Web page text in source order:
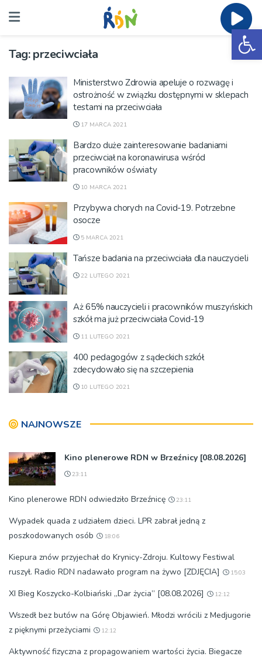
Tag:przeciwciała
Ministerstwo Zdrowia apeluje o rozwagę i
ostrożność w związku dostępnymi w sklepach
testami na przeciwciała
17 MARCA 2021
Bardzo duże zainteresowanie badaniami
przeciwciał na koronawirusa wśród
pracowników oświaty
10 MARCA 2021
Przybywa chorych na Covid-19. Potrzebne
osocze
5 MARCA 2021
Tańsze badania na przeciwciała dla nauczycieli
22 LUTEGO 2021
Aż 65% nauczycieli i pracowników muszyńskich
szkół ma już przeciwciała Covid-19
11 LUTEGO 2021
400 pedagogów z sądeckich szkół
zdecydowało się na szczepienia
10 LUTEGO 2021
NAJNOWSZE
Kino plenerowe RDN w Brzeźnicy [08.08.2026]
23:11
Kino plenerowe RDN odwiedziło Brzeźnicę 23:11
Wypadek quada z udziałem dzieci. LPR zabrał jedną z
poszkodowanych osób
18:06
Kiepura znów przyjechał do Krynicy-Zdroju. Kultowy Festiwal
ruszył. Radio RDN nadawało program na żywo [ZDJĘCIA]
15:03
XI Bieg Koszycko-Kolbiański „Dar życia” [08.08.2026] 12:12
Wszedł bez butów na Górę Objawień. Młodzi wrócili z Medjugorie
z pięknymi przeżyciami
12:12
Aktywność fizyczna z propagowaniem wartości życia. Biegacze